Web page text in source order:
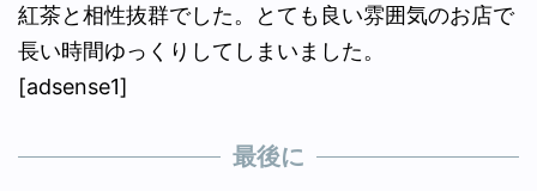
紅茶と相性抜群でした。とても良い雰囲気のお店で
長い時間ゆっくりしてしまいました。
[adsense1]
最後に